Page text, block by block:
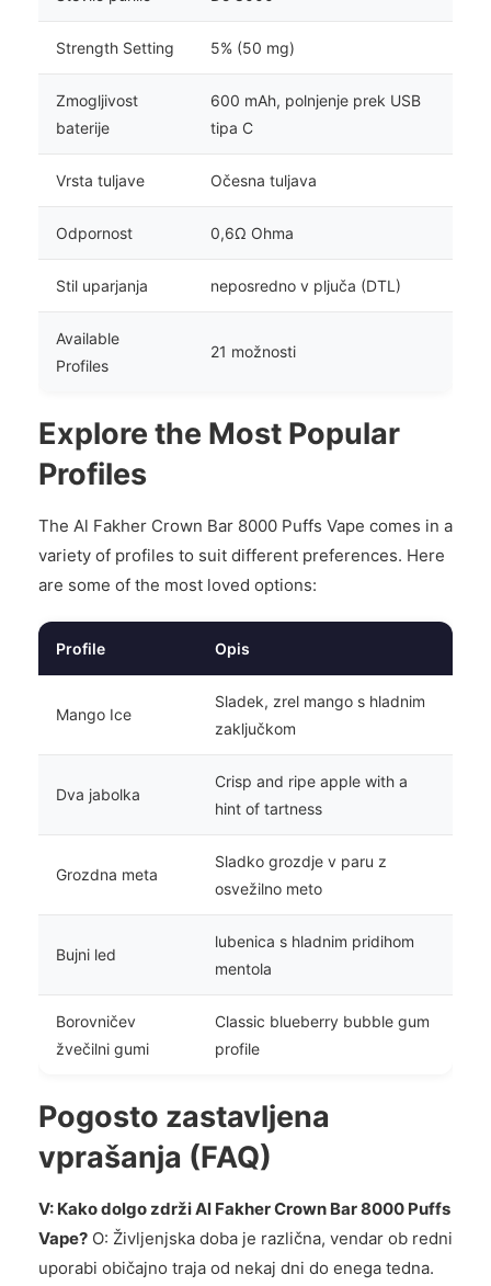
Strength Setting 5% (50 mg)
Zmogljivost
baterije
600 mAh, polnjenje prek USB
tipa C
Vrsta tuljave Očesna tuljava
Odpornost 0,6Ω Ohma
Stil uparjanja neposredno v pljuča (DTL)
Available
Profiles
21 možnosti
Explore the Most Popular
Profiles
The Al Fakher Crown Bar 8000 Puffs Vape comes in a
variety of profiles to suit different preferences. Here
are some of the most loved options:
Profile Opis
Mango Ice
Sladek, zrel mango s hladnim
zaključkom
Dva jabolka
Crisp and ripe apple with a
hint of tartness
Grozdna meta
Sladko grozdje v paru z
osvežilno meto
Bujni led
lubenica s hladnim pridihom
mentola
Borovničev
žvečilni gumi
Classic blueberry bubble gum
profile
Pogosto zastavljena
vprašanja (FAQ)
V: Kako dolgo zdrži Al Fakher Crown Bar 8000 Puffs
Vape? O: Življenjska doba je različna, vendar ob redni
uporabi običajno traja od nekaj dni do enega tedna.